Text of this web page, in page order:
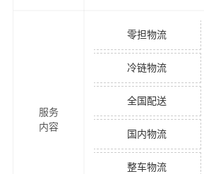
服务
内容
零担物流
冷链物流
全国配送
国内物流
整车物流